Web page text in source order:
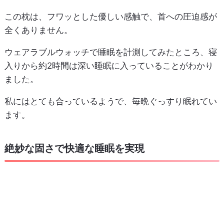
この枕は、フワッとした優しい感触で、首への圧迫感が
全くありません。
ウェアラブルウォッチで睡眠を計測してみたところ、寝
入りから約2時間は深い睡眠に入っていることがわかり
ました。
私にはとても合っているようで、毎晩ぐっすり眠れてい
ます。
絶妙な固さで快適な睡眠を実現